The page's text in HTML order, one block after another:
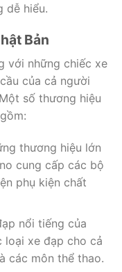
dễ hiểu.
Bản
với những chiếc xe
của cả người
số thương hiệu
thương hiệu lớn
cung cấp các bộ
phụ kiện chất
nổi tiếng của
loại xe đạp cho cả
các môn thể thao.